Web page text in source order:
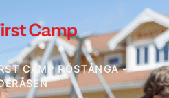
CAMP RÖSTÅNGA -